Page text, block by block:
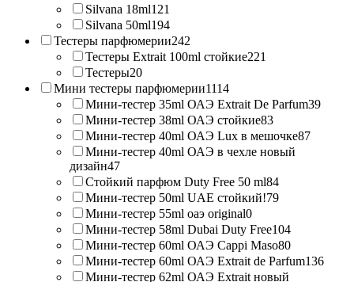
Silvana 18ml121
Silvana 50ml194
Тестеры парфюмерии242
Тестеры Extrait 100ml стойкие221
Тестеры20
Мини тестеры парфюмерии1114
Мини-тестер 35ml ОАЭ Extrait De Parfum39
Мини-тестер 38ml ОАЭ стойкие83
Мини-тестер 40ml ОАЭ Lux в мешочке87
Мини-тестер 40ml ОАЭ в чехле новый
дизайн47
Стойкий парфюм Duty Free 50 ml84
Мини-тестер 50ml UAE стойкий!79
Мини-тестер 55ml оаэ original0
Мини-тестер 58ml Dubai Duty Free104
Мини-тестер 60ml ОАЭ Cappi Maso80
Мини-тестер 60ml ОАЭ Extrait de Parfum136
Мини-тестер 62ml ОАЭ Extrait новый